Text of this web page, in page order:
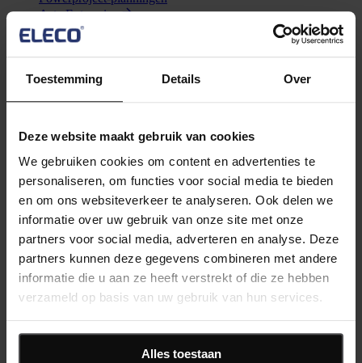
Toestemming Details Over
Deze website maakt gebruik van cookies
We gebruiken cookies om content en advertenties te
personaliseren, om functies voor social media te bieden
en om ons websiteverkeer te analyseren. Ook delen we
informatie over uw gebruik van onze site met onze
partners voor social media, adverteren en analyse. Deze
partners kunnen deze gegevens combineren met andere
informatie die u aan ze heeft verstrekt of die ze hebben
verzameld op basis van uw gebruik van hun services.
Alles toestaan
Asta Enterprise
Met Asta Enterprise kunnen gebruikers samenwerken aan
projecten door gebruikers te laten werken binnen de portfolio
Asta Connect
Tool voor gezamenlijk taakbeheer
Asta Powerproject 4D
Gebruik de power van 4D om uw planning te optimaliseren
genereren
Voor contact met ons bel:+31 (0) 318 210004of stuur een
Diensten
Diensten
Onze trainingen helpen klanten en partners het maximale uit
onze software te halen.
Consultancy
specialistisch advies.
Voor technische support, productverkoop en meer